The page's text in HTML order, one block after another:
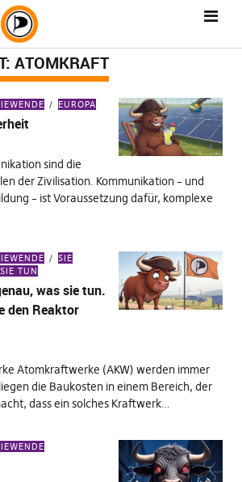
ATOMKRAFT
EUROPA
sind die
der Zivilisation. Kommunikation – und
– ist Voraussetzung dafür, komplexe
SIE
TUN
was sie tun.
den Reaktor
Atomkraftwerke (AKW) werden immer
die Baukosten in einem Bereich, der
dass ein solches Kraftwerk…